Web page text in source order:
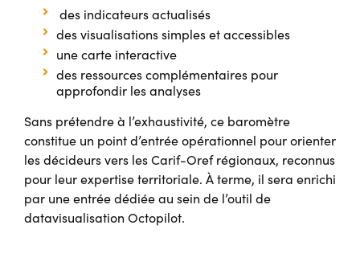
des indicateurs actualisés
des visualisations simples et accessibles
une carte interactive
des ressources complémentaires pour
approfondir les analyses
Sans prétendre à l’exhaustivité, ce baromètre
constitue un point d’entrée opérationnel pour orienter
les décideurs vers les Carif-Oref régionaux, reconnus
pour leur expertise territoriale. À terme, il sera enrichi
par une entrée dédiée au sein de l’outil de
datavisualisation Octopilot.